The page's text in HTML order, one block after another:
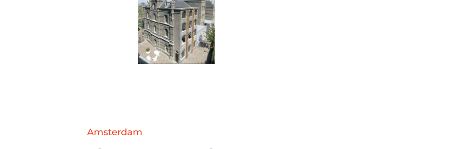
Amsterdam